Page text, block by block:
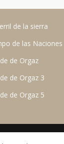
de la sierra
de las Naciones
de Orgaz
de Orgaz 3
de Orgaz 5
Gema